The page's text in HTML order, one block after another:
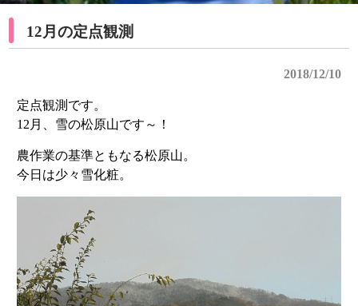
12月の定点観測
2018/12/10
定点観測です。
12月、雪の松原山です～！
農作業の基準ともなる松原山。
今日は少々雪化粧。